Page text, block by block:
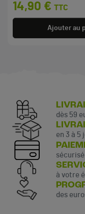
14,90 € TTC
Ajouter au
dès 59
en 3 à
à votre
des